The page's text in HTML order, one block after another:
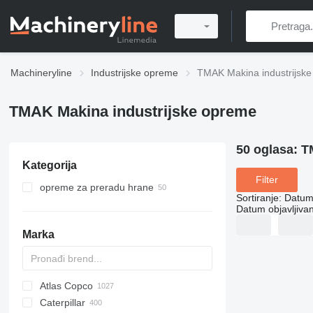
Machineryline Industrijske opreme TMAK Makina
TMAK Makina industrijske opreme
Kategorija
opreme za preradu hrane
strojeva za glaziranja
čokoladom
ostale slastičarske opreme
Marka
PDS
APD
AB
Ensis
Pega
VZ
AG3
Atlas Copco
DrillAir
QAS
PDP
E-series
B-series
BM
GFS
VT
Rover
533
Airpure
BySprint Fiber
CK
SR
Caterpillar
50 oglasa:
Filter
Sortiranje:
Datum